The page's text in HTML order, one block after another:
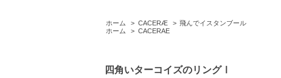
ホーム > CACERÆ > 飛んでイスタンブール
ホーム
> CACERAE
四角いターコイズのリングⅠ